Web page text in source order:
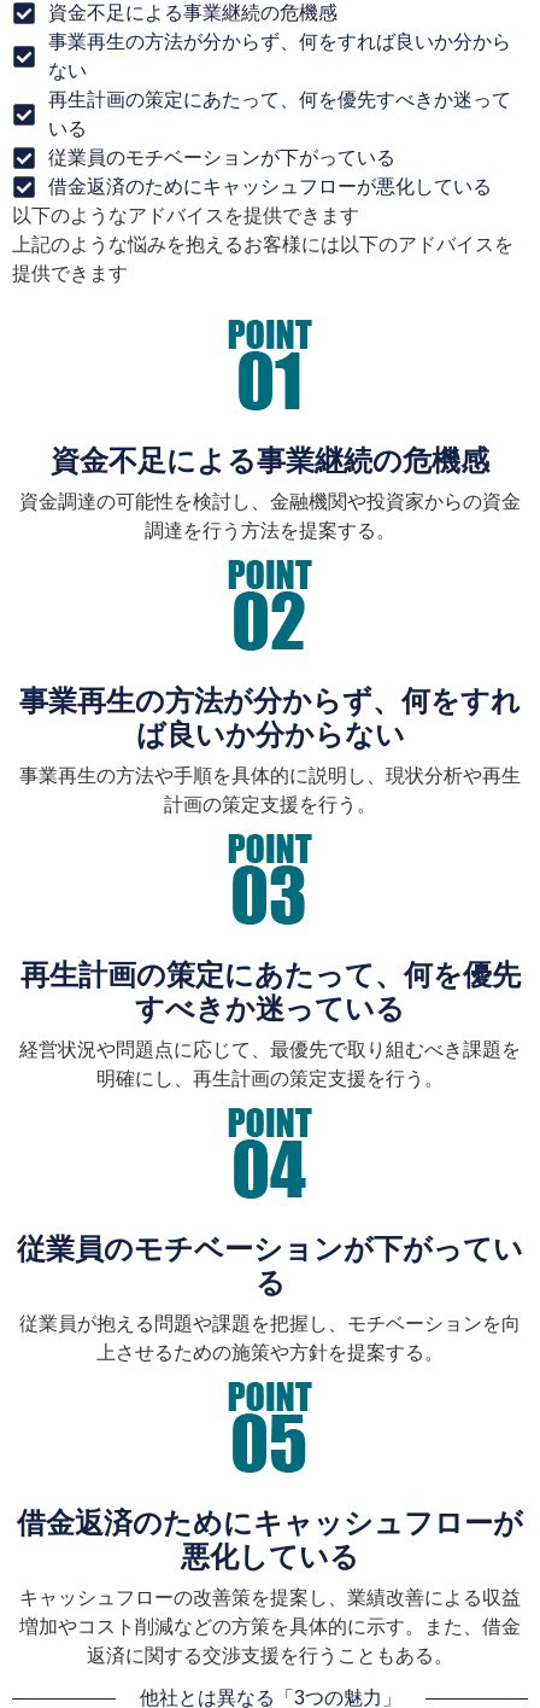
資金不足による事業継続の危機感
事業再生の方法が分からず、何をすれば良いか分から
ない
再生計画の策定にあたって、何を優先すべきか迷って
いる
従業員のモチベーションが下がっている
借金返済のためにキャッシュフローが悪化している
以下のようなアドバイスを提供できます
上記のような悩みを抱えるお客様には以下のアドバイスを
提供できます
資金不足による事業継続の危機感
資金調達の可能性を検討し、金融機関や投資家からの資金
調達を行う方法を提案する。
事業再生の方法が分からず、何をすれ
ば良いか分からない
事業再生の方法や手順を具体的に説明し、現状分析や再生
計画の策定支援を行う。
再生計画の策定にあたって、何を優先
すべきか迷っている
経営状況や問題点に応じて、最優先で取り組むべき課題を
明確にし、再生計画の策定支援を行う。
従業員のモチベーションが下がってい
る
従業員が抱える問題や課題を把握し、モチベーションを向
上させるための施策や方針を提案する。
借金返済のためにキャッシュフローが
悪化している
キャッシュフローの改善策を提案し、業績改善による収益
増加やコスト削減などの方策を具体的に示す。また、借金
返済に関する交渉支援を行うこともある。
他社とは異なる「3つの魅力」